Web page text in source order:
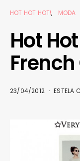
HOT HOT HOT! MODA
Hot
23/04/2012 ESTELA